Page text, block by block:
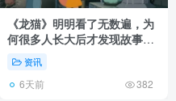
《龙猫》明明看了无数遍，为
何很多人长大后才发现故事根
本不在 1988 年！
资讯
6天前 382